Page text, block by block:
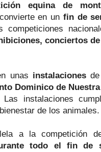
equina de
en un fin de
competiciones
conciertos
unas instalacionesde
Dominico de
Las instalaciones
de los animales.
a la competición
todo el fin de